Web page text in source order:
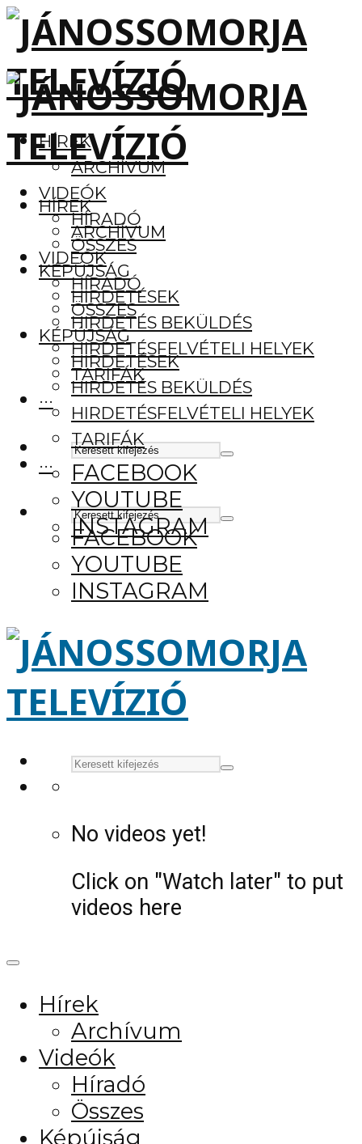
HÍREK
ARCHÍVUM
VIDEÓK
HÍRADÓ
ÖSSZES
KÉPÚJSÁG
HIRDETÉSEK
HIRDETÉS BEKÜLDÉS
HIRDETÉSFELVÉTELI HELYEK
TARIFÁK
···
FACEBOOK
YOUTUBE
INSTAGRAM
HÍREK
ARCHÍVUM
VIDEÓK
HÍRADÓ
ÖSSZES
KÉPÚJSÁG
HIRDETÉSEK
HIRDETÉS BEKÜLDÉS
HIRDETÉSFELVÉTELI HELYEK
TARIFÁK
···
FACEBOOK
YOUTUBE
INSTAGRAM
No videos yet!
Click on "Watch later" to put
videos here
Hírek
Archívum
Videók
Híradó
Összes
Képújság